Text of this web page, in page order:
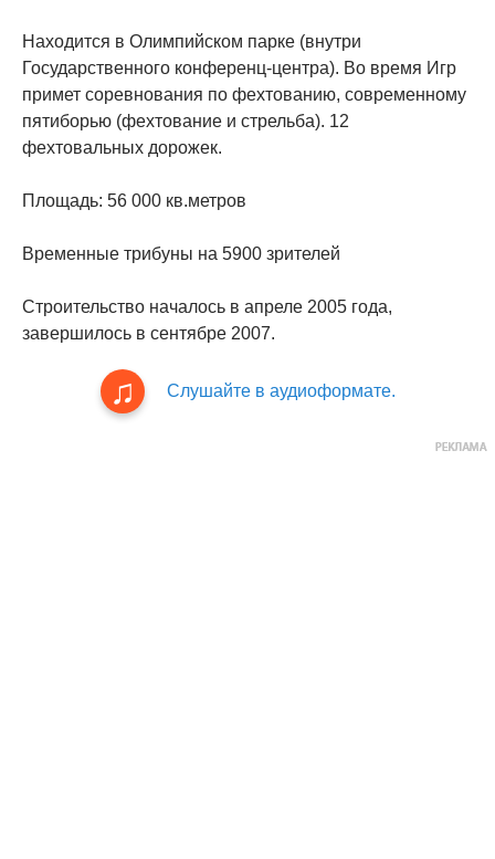
Находится в Олимпийском парке (внутри
Государственного конференц-центра). Во время Игр
примет соревнования по фехтованию, современному
пятиборью (фехтование и стрельба). 12
фехтовальных дорожек.
Площадь: 56 000 кв.метров
Временные трибуны на 5900 зрителей
Строительство началось в апреле 2005 года,
завершилось в сентябре 2007.
Слушайте в аудиоформате.